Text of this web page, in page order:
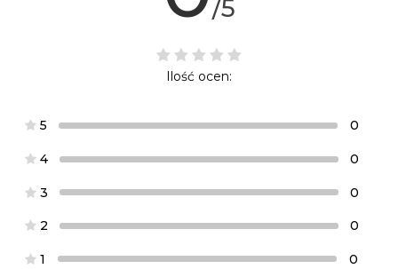
/5
Ilość ocen:
5 0
4 0
3 0
2 0
1 0